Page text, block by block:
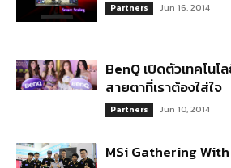
Partners Jun 16, 2014
BenQ เปิดตัวเทคโนโ
สายตาที่เราต้องใส่ใจ
Partners Jun 10, 2014
MSi Gathering With